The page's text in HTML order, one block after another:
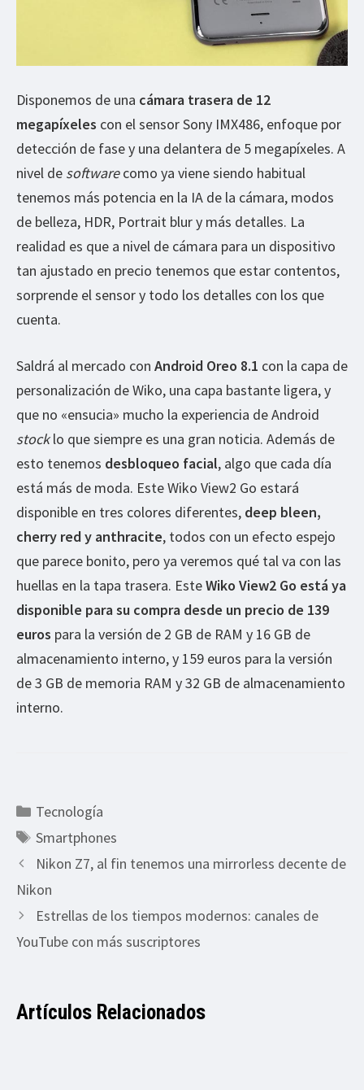
Disponemos de una cámara trasera de 12
megapíxeles con el sensor Sony IMX486, enfoque por
detección de fase y una delantera de 5 megapíxeles. A
nivel de softwarecomo ya viene siendo habitual
tenemos más potencia en la IA de la cámara, modos
de belleza, HDR, Portrait blur y más detalles. La
realidad es que a nivel de cámara para un dispositivo
tan ajustado en precio tenemos que estar contentos,
sorprende el sensor y todo los detalles con los que
cuenta.
Saldrá al mercado con Android Oreo 8.1 con la capa de
personalización de Wiko, una capa bastante ligera, y
que no «ensucia» mucho la experiencia de Android
stocklo que siempre es una gran noticia. Además de
esto tenemos desbloqueo facial, algo que cada día
está más de moda. Este Wiko View2 Go estará
disponible en tres colores diferentes, deep bleen,
cherry red y anthracite, todos con un efecto espejo
que parece bonito, pero ya veremos qué tal va con las
huellas en la tapa trasera. EsteWiko View2 Go está ya
disponible para su compra desde un precio de 139
euros para la versión de 2 GB de RAM y 16 GB de
almacenamiento interno, y 159 euros para la versión
de 3 GB de memoria RAM y 32 GB de almacenamiento
interno.
Categorías
Tecnología
Etiquetas
Smartphones
Nikon Z7, al fin tenemos una mirrorless decente de
Nikon
Estrellas de los tiempos modernos: canales de
YouTube con más suscriptores
Artículos Relacionados